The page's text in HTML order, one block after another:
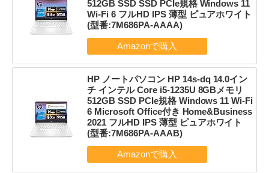
512GB SSD SSD PCIe規格 Windows 11
Wi-Fi 6 フルHD IPS 薄型 ピュアホワイト
(型番:7M686PA-AAAA)
HP ノートパソコン HP 14s-dq 14.0イン
チ インテル Core i5-1235U 8GBメモリ
512GB SSD PCIe規格 Windows 11 Wi-Fi
6 Microsoft Office付き Home&Business
2021 フルHD IPS 薄型 ピュアホワイト
(型番:7M686PA-AAAB)